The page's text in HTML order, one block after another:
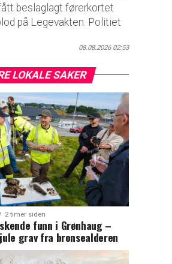
beslaglagt førerkortet
på Legevakten. Politiet
08.08.2026 02:53
LOKALE SAKER
2 timer siden
funn i Grønhaug –
grav fra bronsealderen